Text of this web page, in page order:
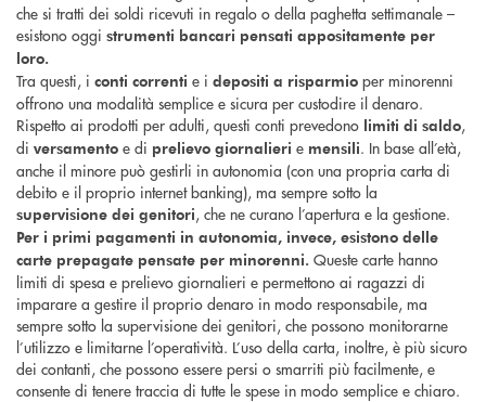
che si tratti dei soldi ricevuti in regalo o della paghetta settimanale –
esistono oggi strumenti bancari pensati appositamente per
loro.
Tra questi, i conti correnti e i depositi a risparmio per minorenni
offrono una modalità semplice e sicura per custodire il denaro.
Rispetto ai prodotti per adulti, questi conti prevedono limiti di saldo,
di versamento e di prelievo giornalieri e mensili. In base all’età,
anche il minore può gestirli in autonomia (con una propria carta di
debito e il proprio internet banking), ma sempre sotto la
supervisione dei genitori, che ne curano l’apertura e la gestione.
Per i primi pagamenti in autonomia, invece, esistono delle
carte prepagate pensate per minorenni. Queste carte hanno
limiti di spesa e prelievo giornalieri e permettono ai ragazzi di
imparare a gestire il proprio denaro in modo responsabile, ma
sempre sotto la supervisione dei genitori, che possono monitorarne
l’utilizzo e limitarne l’operatività. L’uso della carta, inoltre, è più sicuro
dei contanti, che possono essere persi o smarriti più facilmente, e
consente di tenere traccia di tutte le spese in modo semplice e chiaro.